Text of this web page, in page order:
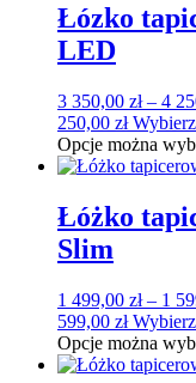
Łózko
LED
3 350,00 zł – 4
250,00 zł
Opcje można
Łóżko
Slim
1 499,00 zł – 1
599,00 zł
Opcje można